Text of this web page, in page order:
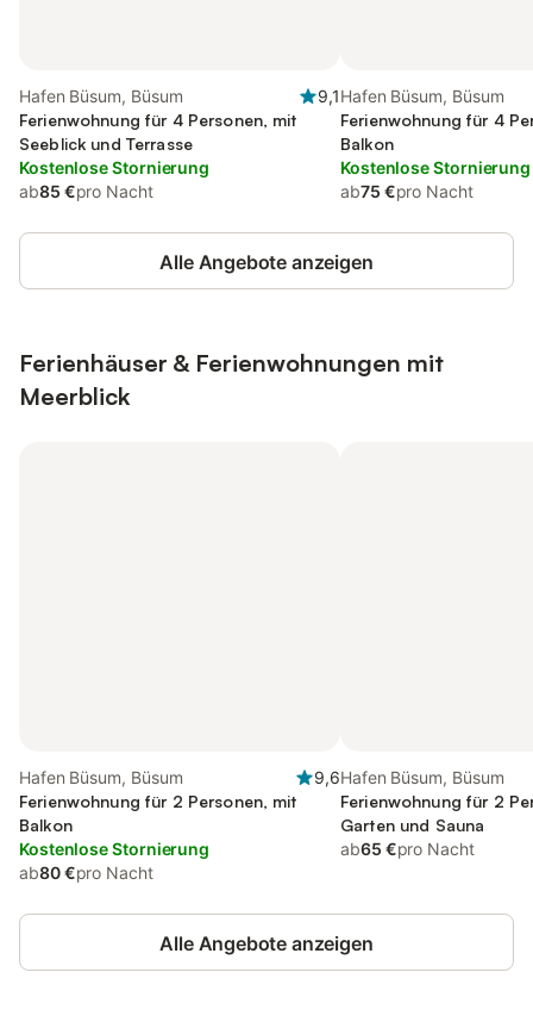
Hafen Büsum, Büsum
9,1
Ferienwohnung für 4 Personen, mit
Seeblick und Terrasse
Kostenlose Stornierung
ab85 €pro Nacht
Hafen Büsum, Büsum
Ferienwohnung für 4
Balkon
Kostenlose Stornierung
ab75 €pro Nacht
Alle Angebote anzeigen
Ferienhäuser & Ferienwohnungen mit
Meerblick
Hafen Büsum, Büsum
9,6
Ferienwohnung für 2 Personen, mit
Balkon
Kostenlose Stornierung
ab80 €pro Nacht
Hafen Büsum, Büsum
Ferienwohnung für 2
Garten und Sauna
ab65 €pro Nacht
Alle Angebote anzeigen